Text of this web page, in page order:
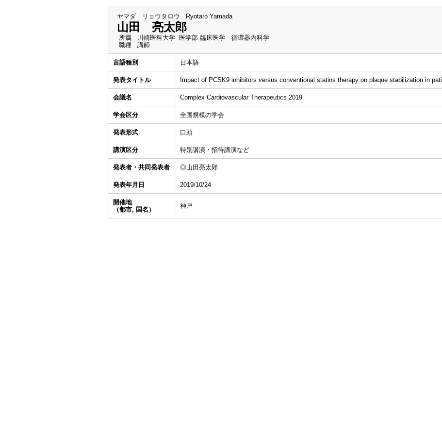
ヤマダ リョウタロウ Ryotaro Yamada
山田 亮太郎
所属
川崎医科大学 医学部 臨床医学 循環器内科学
職種
講師
言語種別 日本語
発表タイトル Impact of PCSK9 inhibitors versus conventional statins therapy on plaque stabilization in
会議名 Complex Cardiovascular Therapeutics 2019
学会区分 全国規模の学会
発表形式 口頭
講演区分 特別講演・招待講演など
発表者・共同発表者 ◎山田亮太郎
発表年月日 2019/10/24
開催地
（都市, 国名）
神戸